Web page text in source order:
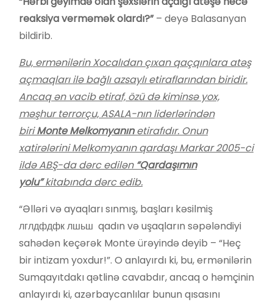
reaksiya verməmək olardı?”– deyə Balasanyan
bildirib.
Bu, ermənilərin Xocalıdan çıxan qaçqınlara atəş
açmaqları ilə bağlı azsaylı etiraflarından biridir.
Ancaq ən vacib etiraf, özü də kiminsə yox,
məşhur terrorçu, ASALA-nın liderlərindən
biriMonte Melkomyanınetirafıdır. Onun
xatirələrini Melkomyanın qardaşı Markar 2005-ci
ildə ABŞ-da dərc edilən “Qardaşımın
yolu”kitabında dərc edib.
“Əlləri və ayaqları sınmış, başları kəsilmiş
лглдфдфк лшьш qadın və uşaqların səpələndiyi
sahədən keçərək Monte ürəyində deyib – “Heç
bir intizam yoxdur!”. O anlayırdı ki, bu, ermənilərin
Sumqayıtdakı qətlinə cavabdır, ancaq o həmçinin
anlayırdı ki, azərbaycanlılar bunun qısasını